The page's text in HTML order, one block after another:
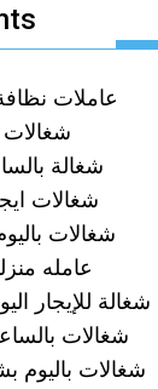
عاملات
شغالات
شغالة
شغالات
شغالات
عامله
شغالة للإيجار
شغالات باليوم